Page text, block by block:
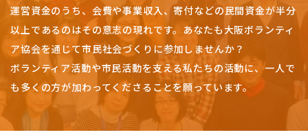
運営資金のうち、会費や事業収入、寄付などの民間資金が半分
以上であるのはその意志の現れです。 あなたも大阪ボランティ
ア協会を通じて市民社会づくりに参加しませんか？
ボランティア活動や市民活動を支える私たちの活動に、一人で
も多くの方が加わってくださることを願っています。